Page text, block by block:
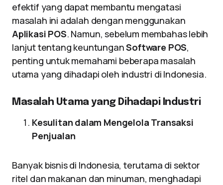
efektif yang dapat membantu mengatasi
masalah ini adalah dengan menggunakan
Aplikasi POS. Namun, sebelum membahas lebih
lanjut tentang keuntunganSoftware POS,
penting untuk memahami beberapa masalah
utama yang dihadapi oleh industri di Indonesia.
Masalah Utama yang Dihadapi Industri
Kesulitan dalam Mengelola Transaksi
Penjualan
Banyak bisnis di Indonesia, terutama di sektor
ritel dan makanan dan minuman, menghadapi